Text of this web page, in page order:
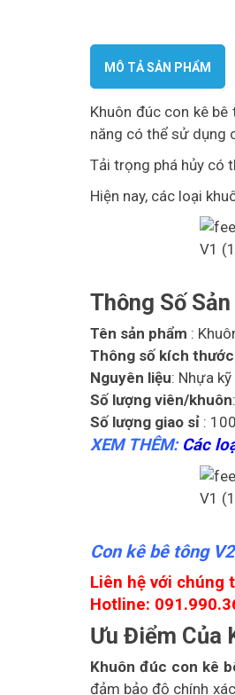
MÔ TẢ SẢN PHẨM
Khuôn đúc con kê
năng có thể sử dụng
Tải trọng phá hủy có
Hiện nay, các loại
Thông Số
Tên sản phẩm :
Thông số kích thước
Nguyên liệu: Nhựa
Số lượng viên/khuôn
Số lượng giao sỉ :
XEM THÊM: Các
Con kê bê tông
Liên hệ với chúng
Hotline:
Ưu Điểm Của
Khuôn đúc con kê
đảm bảo độ chính